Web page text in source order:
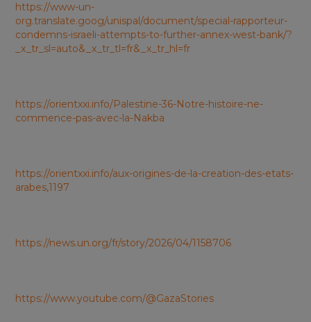
https://www-un-
org.translate.goog/unispal/document/special-rapporteur-
condemns-israeli-attempts-to-further-annex-west-bank/?
_x_tr_sl=auto&_x_tr_tl=fr&_x_tr_hl=fr
https://orientxxi.info/Palestine-36-Notre-histoire-ne-
commence-pas-avec-la-Nakba
https://orientxxi.info/aux-origines-de-la-creation-des-etats-
arabes,1197
https://news.un.org/fr/story/2026/04/1158706
https://www.youtube.com/@GazaStories